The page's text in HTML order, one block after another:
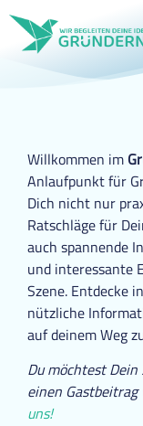
Willkommen im
Anlaufpunkt für
Dich nicht nur
Ratschläge für
auch spannende
und interessante
Szene. Entdecke
nützliche
auf deinem Weg
Du möchtest
einen
uns!